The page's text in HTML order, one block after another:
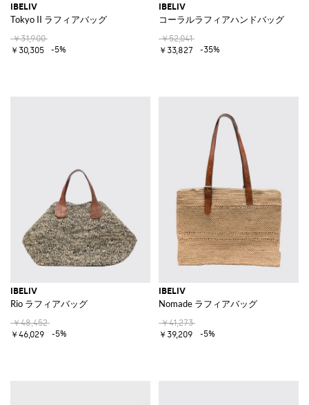
IBELIV
Tokyo II ラフィアバッグ
￥31,900
￥30,305
-5%
IBELIV
コーラルラフィアハンドバッグ
￥52,041
￥33,827
-35%
IBELIV
Rio ラフィアバッグ
￥48,452
￥46,029
-5%
IBELIV
Nomade ラフィアバッグ
￥41,273
￥39,209
-5%